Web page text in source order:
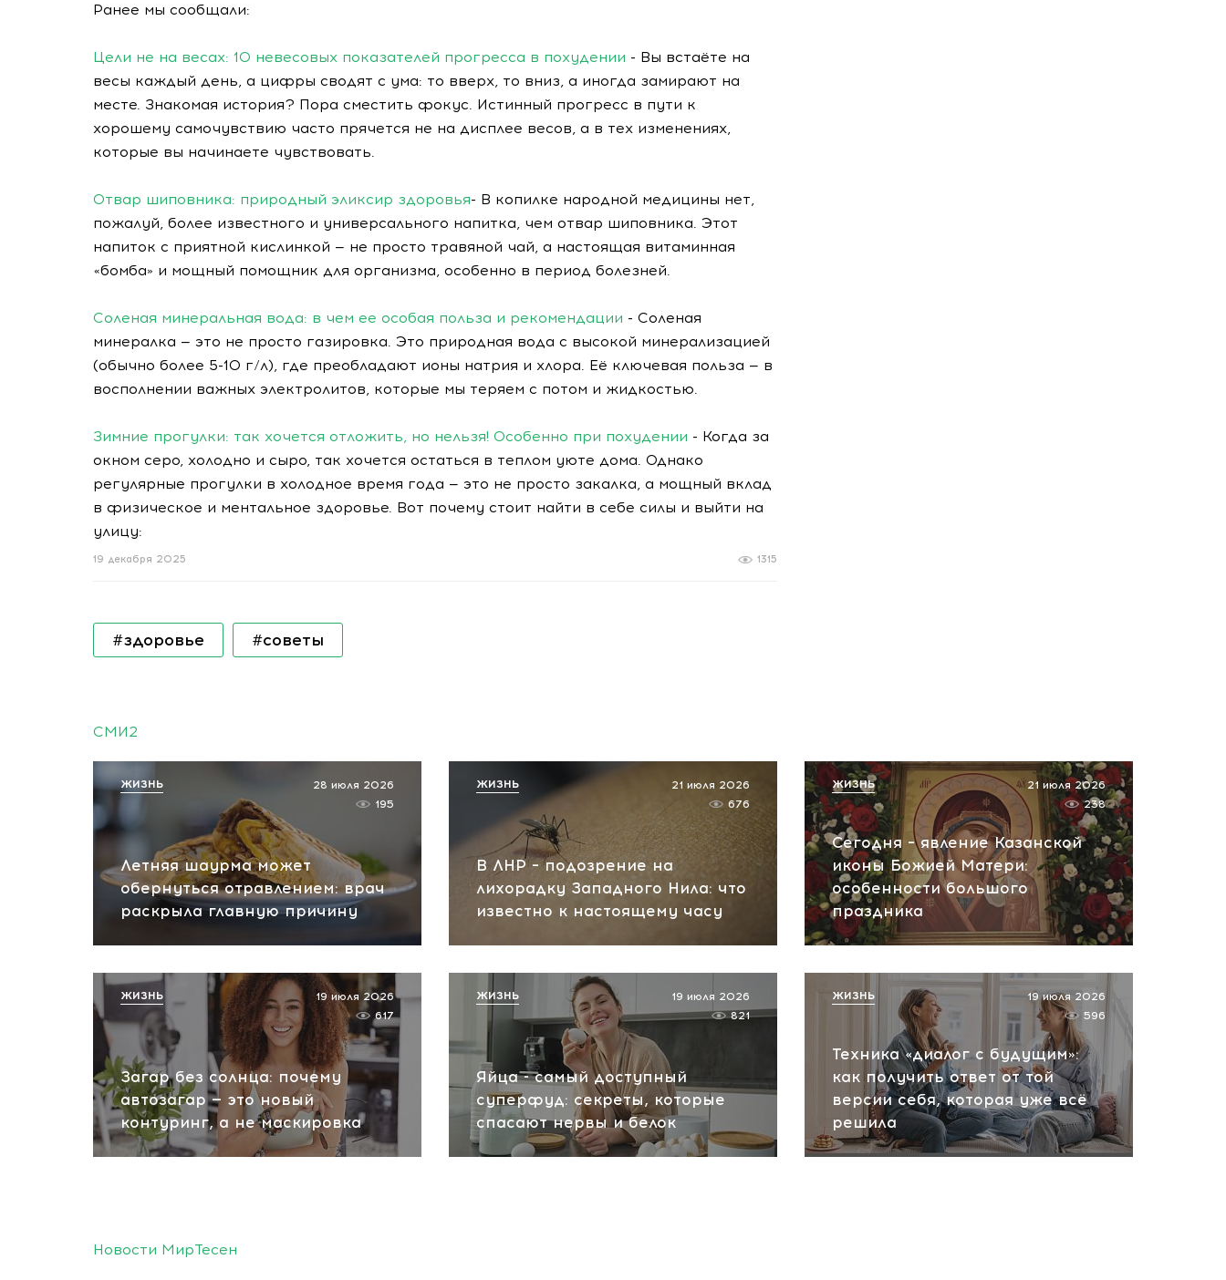
Ранее мы сообщали:
Цели не на весах: 10 невесовых показателей прогресса в похудении - Вы встаёте на
весы каждый день, а цифры сводят с ума: то вверх, то вниз, а иногда замирают на
месте. Знакомая история? Пора сместить фокус. Истинный прогресс в пути к
хорошему самочувствию часто прячется не на дисплее весов, а в тех изменениях,
которые вы начинаете чувствовать.
Отвар шиповника: природный эликсир здоровья- В копилке народной медицины нет,
пожалуй, более известного и универсального напитка, чем отвар шиповника. Этот
напиток с приятной кислинкой — не просто травяной чай, а настоящая витаминная
«бомба» и мощный помощник для организма, особенно в период болезней.
Соленая минеральная вода: в чем ее особая польза и рекомендации - Соленая
минералка — это не просто газировка. Это природная вода с высокой минерализацией
(обычно более 5-10 г/л), где преобладают ионы натрия и хлора. Её ключевая польза — в
восполнении важных электролитов, которые мы теряем с потом и жидкостью.
Зимние прогулки: так хочется отложить, но нельзя! Особенно при похудении - Когда за
окном серо, холодно и сыро, так хочется остаться в теплом уюте дома. Однако
регулярные прогулки в холодное время года — это не просто закалка, а мощный вклад
в физическое и ментальное здоровье. Вот почему стоит найти в себе силы и выйти на
улицу:
1315
19 декабря 2025
#здоровье #советы
СМИ2
Летняя шаурма может
обернуться отравлением: врач
раскрыла главную причину
28 июля 2026
195
ЖИЗНЬ
В ЛНР – подозрение на
лихорадку Западного Нила: что
известно к настоящему часу
21 июля 2026
676
ЖИЗНЬ
Сегодня – явление Казанской
иконы Божией Матери:
особенности большого
праздника
21 июля 2026
238
ЖИЗНЬ
Загар без солнца: почему
автозагар — это новый
контуринг, а не маскировка
19 июля 2026
617
ЖИЗНЬ
Яйца - самый доступный
суперфуд: секреты, которые
спасают нервы и белок
19 июля 2026
821
ЖИЗНЬ
Техника «диалог с будущим»:
как получить ответ от той
версии себя, которая уже всё
решила
19 июля 2026
596
ЖИЗНЬ
Новости МирТесен